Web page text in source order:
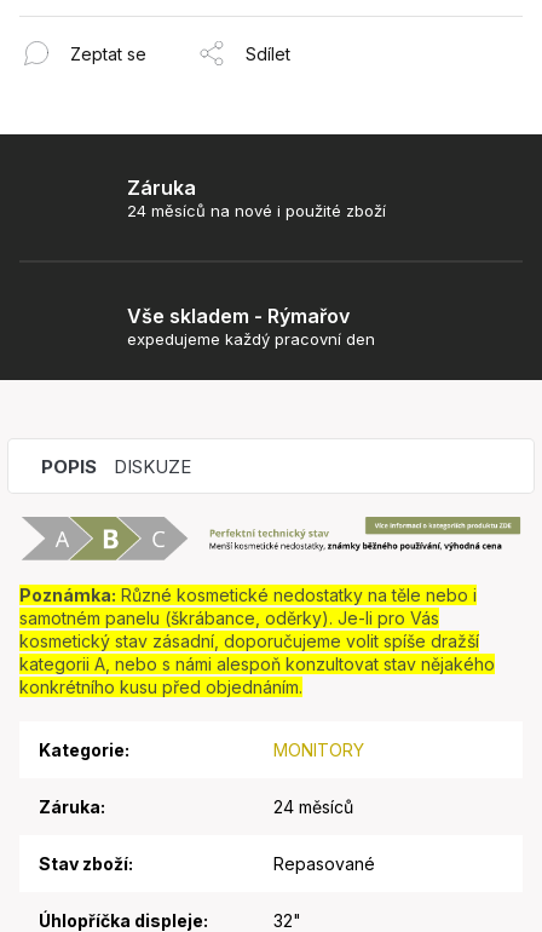
Zeptat se Sdílet
Záruka
24 měsíců na nové i použité zboží
Vše skladem - Rýmařov
expedujeme každý pracovní den
POPIS DISKUZE
Poznámka: Různé kosmetické nedostatky na těle nebo i
samotném panelu (škrábance, oděrky). Je-li pro Vás
kosmetický stav zásadní, doporučujeme volit spíše dražší
kategorii A, nebo s námi alespoň konzultovat stav nějakého
konkrétního kusu před objednáním.
Kategorie: MONITORY
Záruka: 24 měsíců
Stav zboží: Repasované
Úhlopříčka displeje: 32"